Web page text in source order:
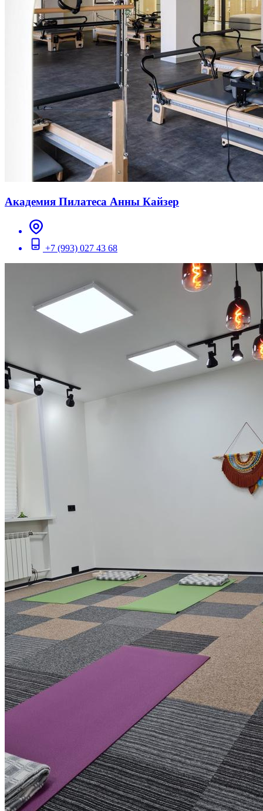
Академия Пилатеса Анны Кайзер
+7 (993) 027 43 68